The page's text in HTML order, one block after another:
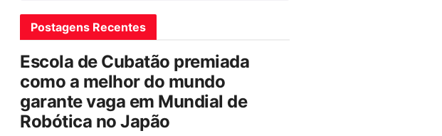
Postagens Recentes
Escola de Cubatão premiada
como a melhor do mundo
garante vaga em Mundial de
Robótica no Japão